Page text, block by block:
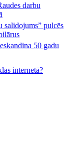
darbu
salidojums” pulcēs
50 gadu
internetā?